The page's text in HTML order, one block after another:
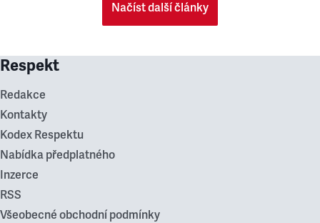
Načíst další články
Respekt
Redakce
Kontakty
Kodex Respektu
Nabídka předplatného
Inzerce
RSS
Všeobecné obchodní podmínky